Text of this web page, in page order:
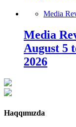
Media
Media
August 5
2026
Haqqımızda